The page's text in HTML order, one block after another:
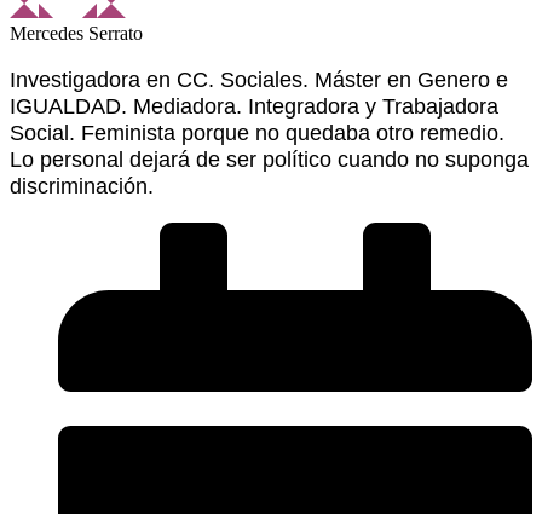
Mercedes Serrato
Investigadora en CC. Sociales. Máster en Genero e
IGUALDAD. Mediadora. Integradora y Trabajadora
Social. Feminista porque no quedaba otro remedio.
Lo personal dejará de ser político cuando no suponga
discriminación.